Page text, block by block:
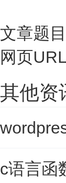
文章题
网页URL
其他资
c语言函